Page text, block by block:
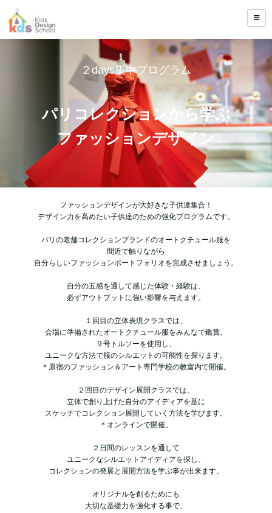
２days集中プログラム
パリコレクションから学ぶ
ファッションデザイン
ファッションデザインが大好きな子供達集合！
デザイン力を高めたい子供達のための強化プログラムです。
パリの老舗コレクションブランドのオートクチュール服を
間近で触りながら
自分らしいファッションポートフォリオを完成させましょう。
自分の五感を通して感じた体験・経験は、
必ずアウトプットに強い影響を与えます。
１回目の立体表現クラスでは、
会場に準備されたオートクチュール服をみんなで鑑賞。
９号トルソーを使用し、
ユニークな方法で服のシルエットの可能性を探ります。
＊原宿のファッション＆アート専門学校の教室内で開催。
２回目のデザイン展開クラスでは、
立体で創り上げた自分のアイディアを基に
スケッチでコレクション展開していく方法を学びます。
＊オンラインで開催。
２日間のレッスンを通して
ユニークなシルエットアイディアを探し、
コレクションの発展と展開方法を学ぶ事が出来ます。
オリジナルを創るためにも
大切な基礎力を強化する事で、